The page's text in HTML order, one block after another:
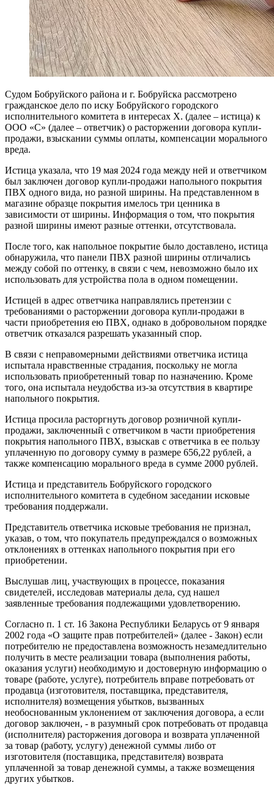
Судом Бобруйского района и г. Бобруйска рассмотрено
гражданское дело по иску Бобруйского городского
исполнительного комитета в интересах Х. (далее – истица) к
ООО «С» (далее – ответчик) о расторжении договора купли-
продажи, взыскании суммы оплаты, компенсации морального
вреда.
Истица указала, что 19 мая 2024 года между ней и ответчиком
был заключен договор купли-продажи напольного покрытия
ПВХ одного вида, но разной ширины. На представленном в
магазине образце покрытия имелось три ценника в
зависимости от ширины. Информация о том, что покрытия
разной ширины имеют разные оттенки, отсутствовала.
После того, как напольное покрытие было доставлено, истица
обнаружила, что панели ПВХ разной ширины отличались
между собой по оттенку, в связи с чем, невозможно было их
использовать для устройства пола в одном помещении.
Истицей в адрес ответчика направлялись претензии с
требованиями о расторжении договора купли-продажи в
части приобретения ею ПВХ, однако в добровольном порядке
ответчик отказался разрешать указанный спор.
В связи с неправомерными действиями ответчика истица
испытала нравственные страдания, поскольку не могла
использовать приобретенный товар по назначению. Кроме
того, она испытала неудобства из-за отсутствия в квартире
напольного покрытия.
Истица просила расторгнуть договор розничной купли-
продажи, заключенный с ответчиком в части приобретения
покрытия напольного ПВХ, взыскав с ответчика в ее пользу
уплаченную по договору сумму в размере 656,22 рублей, а
также компенсацию морального вреда в сумме 2000 рублей.
Истица и представитель Бобруйского городского
исполнительного комитета в судебном заседании исковые
требования поддержали.
Представитель ответчика исковые требования не признал,
указав, о том, что покупатель предупреждался о возможных
отклонениях в оттенках напольного покрытия при его
приобретении.
Выслушав лиц, участвующих в процессе, показания
свидетелей, исследовав материалы дела, суд нашел
заявленные требования подлежащими удовлетворению.
Согласно п. 1 ст. 16 Закона Республики Беларусь от 9 января
2002 года «О защите прав потребителей» (далее - Закон) если
потребителю не предоставлена возможность незамедлительно
получить в месте реализации товара (выполнения работы,
оказания услуги) необходимую и достоверную информацию о
товаре (работе, услуге), потребитель вправе потребовать от
продавца (изготовителя, поставщика, представителя,
исполнителя) возмещения убытков, вызванных
необоснованным уклонением от заключения договора, а если
договор заключен, - в разумный срок потребовать от продавца
(исполнителя) расторжения договора и возврата уплаченной
за товар (работу, услугу) денежной суммы либо от
изготовителя (поставщика, представителя) возврата
уплаченной за товар денежной суммы, а также возмещения
других убытков.